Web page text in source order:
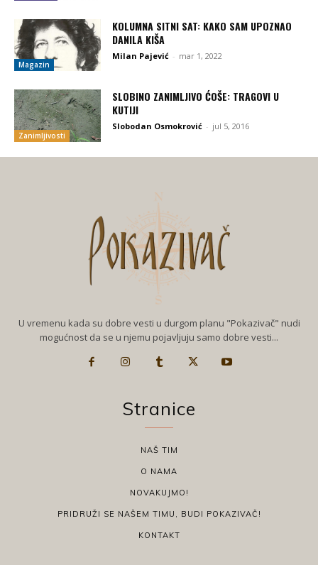
Magazin
KOLUMNA SITNI SAT: KAKO SAM UPOZNAO
DANILA KIŠA
Milan Pajević - mar 1, 2022
Zanimljivosti
SLOBINO ZANIMLJIVO ĆOŠE: TRAGOVI U
KUTIJI
Slobodan Osmokrović - jul 5, 2016
U vremenu kada su dobre vesti u durgom planu "Pokazivač" nudi
mogućnost da se u njemu pojavljuju samo dobre vesti...
Stranice
NAŠ TIM
O NAMA
NOVAKUJMO!
PRIDRUŽI SE NAŠEM TIMU, BUDI POKAZIVAČ!
KONTAKT